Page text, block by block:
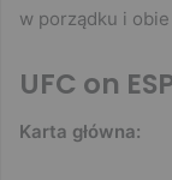
w porządku i
UFC on
Karta główna: